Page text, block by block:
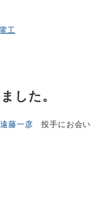
した。
遠藤一彦 投手にお会い